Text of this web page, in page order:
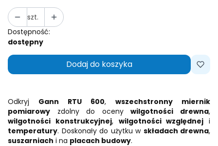
szt.
Dostępność:
dostępny
Dodaj do koszyka
Odkryj Gann RTU 600, wszechstronny miernik
pomiarowy zdolny do ocenywilgotności drewna,
wilgotności konstrukcyjnej, wilgotności względnej i
temperatury. Doskonały do użytku w składach drewna,
suszarniach i na placach budowy.